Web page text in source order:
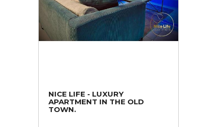
NICE LIFE - LUXURY
APARTMENT IN THE OLD
TOWN.